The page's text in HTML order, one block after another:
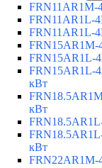
FRN11AR1M-
FRN11AR1L-
FRN11AR1L-
FRN15AR1M-
FRN15AR1L-
FRN15AR1L-
кВт
кВт
кВт
FRN22AR1M-